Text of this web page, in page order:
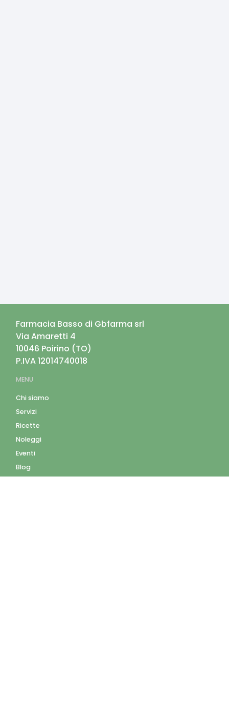
Farmacia Basso di Gbfarma srl
Via Amaretti 4
10046 Poirino (TO)
P.IVA12014740018
MENU
Chi siamo
Servizi
Ricette
Noleggi
Eventi
Blog